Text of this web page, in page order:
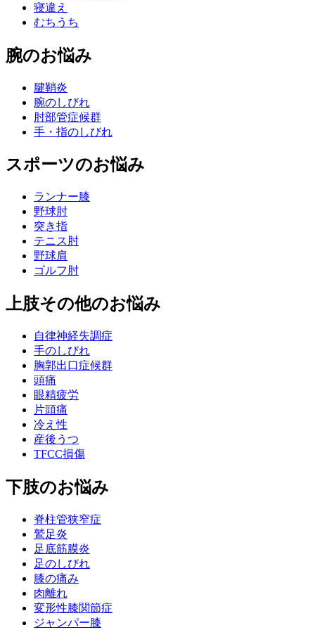
寝違え
むちうち
腕のお悩み
腱鞘炎
腕のしびれ
肘部管症候群
手・指のしびれ
スポーツのお悩み
ランナー膝
野球肘
突き指
テニス肘
野球肩
ゴルフ肘
上肢その他のお悩み
自律神経失調症
手のしびれ
胸郭出口症候群
頭痛
眼精疲労
片頭痛
冷え性
産後うつ
TFCC損傷
下肢のお悩み
脊柱管狭窄症
鷲足炎
足底筋膜炎
足のしびれ
膝の痛み
肉離れ
変形性膝関節症
ジャンパー膝